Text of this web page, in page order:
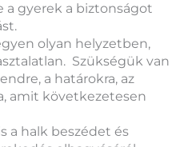
a gyerek a biztonságot
olyan helyzetben,
Szükségük van
a határokra, az
amit következetesen
a halk beszédet és